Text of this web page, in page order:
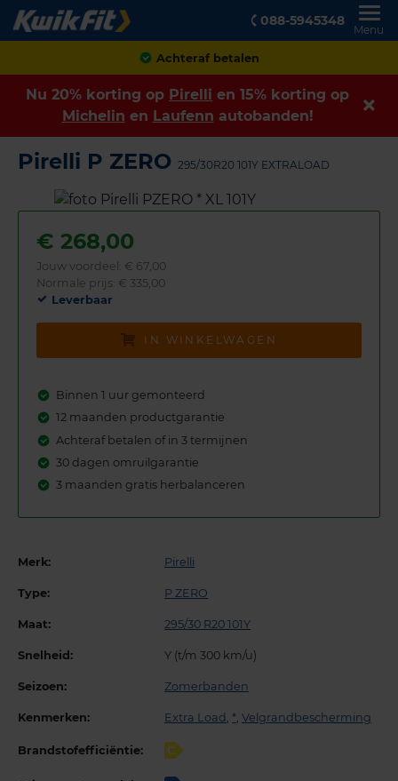
088-5945348
Menu
Achteraf betalen
Nu 20% korting op Pirelli en 15% korting op
Michelin en Laufenn autobanden!
Pirelli P ZERO 295/30R20 101Y EXTRALOAD
€ 268,00
Jouw voordeel: € 67,00
Normale prijs: € 335,00
Leverbaar
IN WINKELWAGEN
Binnen 1 uur gemonteerd
12 maanden productgarantie
Achteraf betalen of in 3 termijnen
30 dagen omruilgarantie
3 maanden gratis herbalanceren
Merk: Pirelli
Type: P ZERO
Maat: 295/30 R20 101Y
Snelheid: Y (t/m 300 km/u)
Seizoen: Zomerbanden
Kenmerken: Extra Load * Velgrandbescherming
Brandstofefficiëntie: C